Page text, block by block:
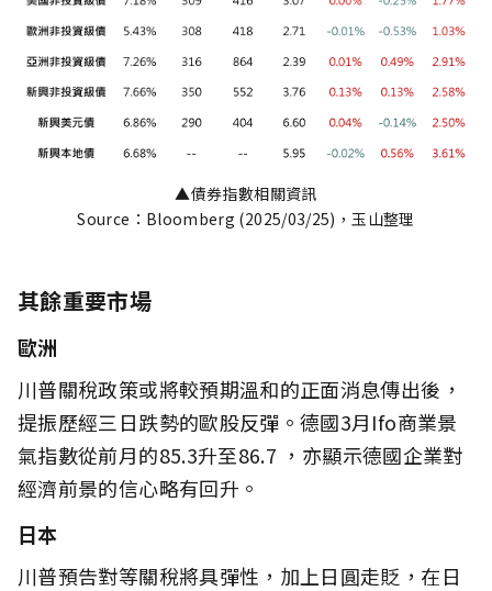
▲債券指數相關資訊
Source：Bloomberg (2025/03/25)，玉山整理
其餘重要市場
歐洲
川普關稅政策或將較預期溫和的正面消息傳出後，
提振歷經三日跌勢的歐股反彈。德國3月Ifo商業景
氣指數從前月的85.3升至86.7 ，亦顯示德國企業對
經濟前景的信心略有回升。
日本
川普預告對等關稅將具彈性，加上日圓走貶，在日